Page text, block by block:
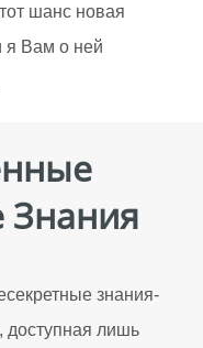
шанс новая
я Вам о ней
Знания
знания-
лишь